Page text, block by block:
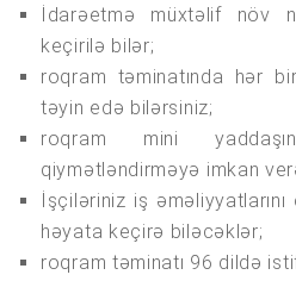
İdarəetmə müxtəlif növ
keçirilə bilər;
roqram təminatında hər
təyin edə bilərsiniz;
roqram mini
qiymətləndirməyə imkan
İşçiləriniz iş əməliyyatlarını
həyata keçirə biləcəklər;
roqram təminatı 96 dildə